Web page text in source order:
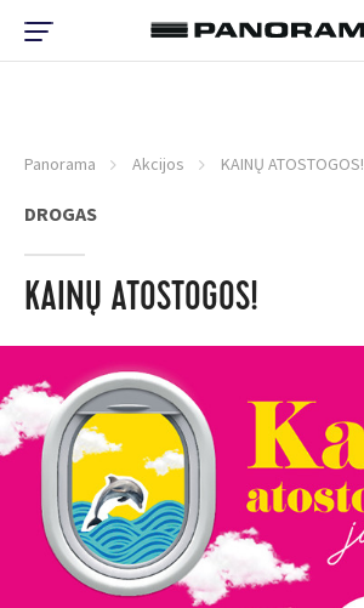
Panorama Akcijos KAINŲ ATOSTOGOS!
DROGAS
KAINŲ ATOSTOGOS!